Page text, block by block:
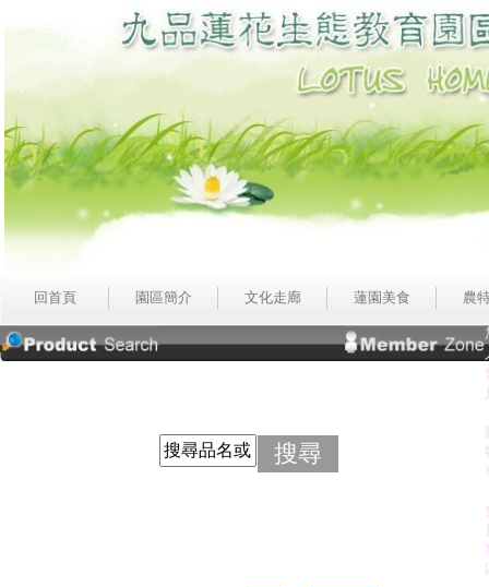
回首頁 園區簡介 文化走廊 蓮園美食 農
搜尋